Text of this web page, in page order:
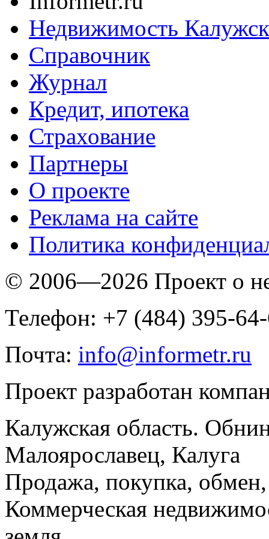
Недвижимость
Справочник
Журнал
Кредит, ипотека
Страхование
Партнеры
O проекте
Реклама на сайте
Политика
© 2006—2026 Проект о
Телефон: +7 (484) 395-
Почта: info@informetr.ru
Проект разработан
Калужская область.
Малоярославец, Калуга
Продажа, покупка, обмен,
Коммерческая